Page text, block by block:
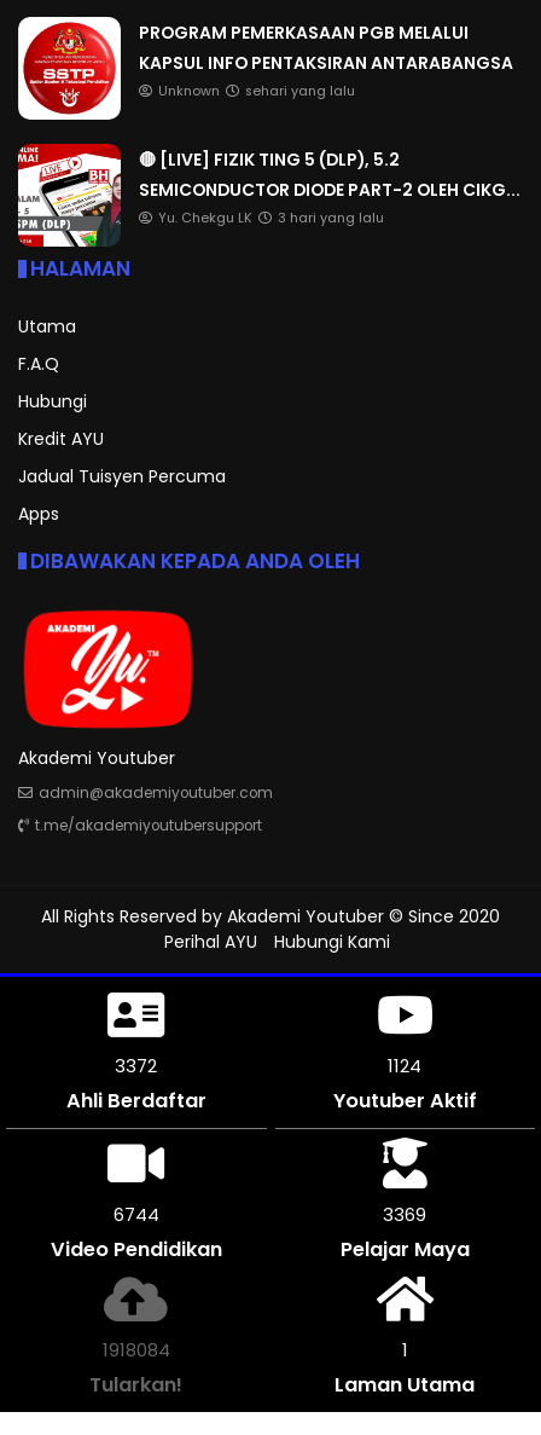
PROGRAM PEMERKASAAN PGB MELALUI
KAPSUL INFO PENTAKSIRAN ANTARABANGSA
Unknown sehari yang lalu
🔴 [LIVE] FIZIK TING 5 (DLP), 5.2
SEMICONDUCTOR DIODE PART-2 OLEH CIKG...
Yu. Chekgu LK 3 hari yang lalu
HALAMAN
Utama
F.A.Q
Hubungi
Kredit AYU
Jadual Tuisyen Percuma
Apps
DIBAWAKAN KEPADA ANDA OLEH
Akademi Youtuber
admin@akademiyoutuber.com
t.me/akademiyoutubersupport
All Rights Reserved by Akademi Youtuber © Since 2020
Perihal AYU
Hubungi Kami
3726
Ahli Berdaftar
1241
Youtuber Aktif
7446
Video Pendidikan
3723
Pelajar Maya
2119628
Tularkan!
1
Laman Utama